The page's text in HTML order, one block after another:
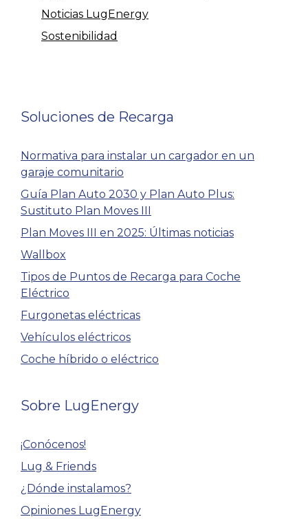
Noticias LugEnergy
Sostenibilidad
Soluciones de Recarga
Normativa para instalar un cargador en un
garaje comunitario
Guía Plan Auto 2030 y Plan Auto Plus:
Sustituto Plan Moves III
Plan Moves III en 2025: Últimas noticias
Wallbox
Tipos de Puntos de Recarga para Coche
Eléctrico
Furgonetas eléctricas
Vehículos eléctricos
Coche híbrido o eléctrico
Sobre LugEnergy
¡Conócenos!
Lug & Friends
¿Dónde instalamos?
Opiniones LugEnergy